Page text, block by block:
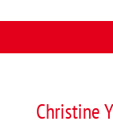
Christine